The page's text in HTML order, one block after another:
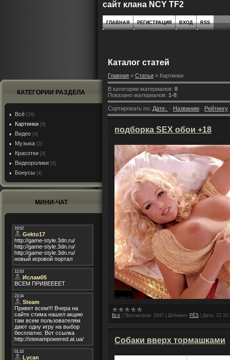
КАТЕГОРИИ РАЗДЕЛА
Всё [29]
Картинки [8]
Видео [4]
Музыка [3]
Красотки [4]
Видеоролики [6]
Бонусы [4]
МИНИ-ЧАТ
сайт клана NCY TF2
ГЛАВНАЯ РЕГИСТРАЦИЯ ВХОД RSS
Каталог статей
Главная » Статьи » Картинки
В категории материалов: 8
Показано материалов: 1-8
Сортировать по: Дате · Названию · Рейтингу
подборка SEX обои +18
Всё Просмотров: 1647 Добавил: PЁS Дата:
Собаки вверх тормашками